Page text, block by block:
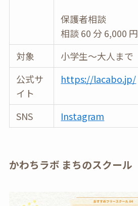
保護者相談
相談 60 分 6,000 円
対象
小学生〜大人まで
公式サ
イト
https://lacabo.jp/
SNS Instagram
かわちラボ まちのスクール